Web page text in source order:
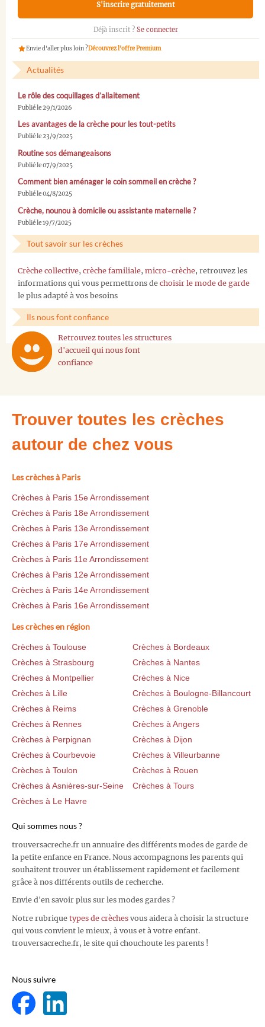
S'inscrire gratuitement
Déjà inscrit ? Se connecter
Envie d'aller plus loin ?Découvrez l'offre Premium
Actualités
Le rôle des coquillages d’allaitement
Publié le 29/1/2026
Les avantages de la crèche pour les tout-petits
Publié le 23/9/2025
Routine sos démangeaisons
Publié le 07/9/2025
Comment bien aménager le coin sommeil en crèche ?
Publié le 04/8/2025
Crèche, nounou à domicile ou assistante maternelle ?
Publié le 19/7/2025
Tout savoir sur les crèches
Crèche collective, crèche familiale, micro-crèche, retrouvez les
informations qui vous permettrons de choisir le mode de garde
le plus adapté à vos besoins
Ils nous font confiance
Retrouvez toutes les structures
d'accueil qui nous font
confiance
Trouver toutes les crèches
autour de chez vous
Les crèches à Paris
Crèches à Paris 15e Arrondissement
Crèches à Paris 18e Arrondissement
Crèches à Paris 13e Arrondissement
Crèches à Paris 17e Arrondissement
Crèches à Paris 11e Arrondissement
Crèches à Paris 12e Arrondissement
Crèches à Paris 14e Arrondissement
Crèches à Paris 16e Arrondissement
Les crèches en région
Crèches à Toulouse
Crèches à Bordeaux
Crèches à Strasbourg
Crèches à Nantes
Crèches à Montpellier
Crèches à Nice
Crèches à Lille
Crèches à Boulogne-Billancourt
Crèches à Reims
Crèches à Grenoble
Crèches à Rennes
Crèches à Angers
Crèches à Perpignan
Crèches à Dijon
Crèches à Courbevoie
Crèches à Villeurbanne
Crèches à Toulon
Crèches à Rouen
Crèches à Asnières-sur-Seine
Crèches à Tours
Crèches à Le Havre
Qui sommes nous ?
trouversacreche.fr un annuaire des différents modes de garde de
la petite enfance en France. Nous accompagnons les parents qui
souhaitent trouver un établissement rapidement et facilement
grâce à nos différents outils de recherche.
Envie d'en savoir plus sur les modes gardes ?
Notre rubrique types de crèches vous aidera à choisir la structure
qui vous convient le mieux, à vous et à votre enfant.
trouversacreche.fr, le site qui chouchoute les parents !
Nous suivre